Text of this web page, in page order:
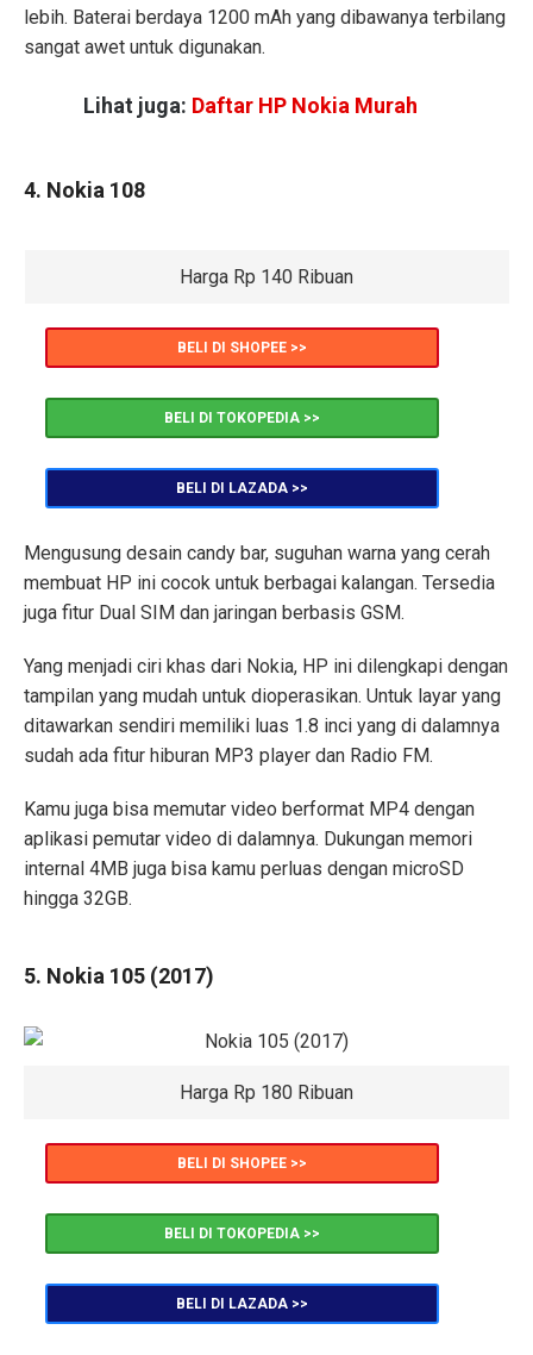
lebih. Baterai berdaya 1200 mAh yang dibawanya terbilang
sangat awet untuk digunakan.
Lihat juga: Daftar HP Nokia Murah
4. Nokia 108
Harga Rp 140 Ribuan
BELI DI SHOPEE >>
BELI DI TOKOPEDIA >>
BELI DI LAZADA >>
Mengusung desain candy bar, suguhan warna yang cerah
membuat HP ini cocok untuk berbagai kalangan. Tersedia
juga fitur Dual SIM dan jaringan berbasis GSM.
Yang menjadi ciri khas dari Nokia, HP ini dilengkapi dengan
tampilan yang mudah untuk dioperasikan. Untuk layar yang
ditawarkan sendiri memiliki luas 1.8 inci yang di dalamnya
sudah ada fitur hiburan MP3 player dan Radio FM.
Kamu juga bisa memutar video berformat MP4 dengan
aplikasi pemutar video di dalamnya. Dukungan memori
internal 4MB juga bisa kamu perluas dengan microSD
hingga 32GB.
5. Nokia 105 (2017)
Harga Rp 180 Ribuan
BELI DI SHOPEE >>
BELI DI TOKOPEDIA >>
BELI DI LAZADA >>